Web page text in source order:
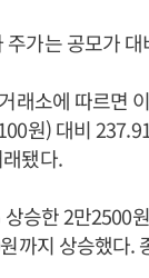
가는 공모가 대
래소에 따르면
원) 대비
됐다.
승한 2만2500
까지 상승했다.